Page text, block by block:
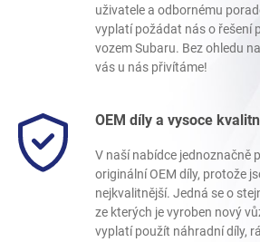
uživatele a odbornému
vyplatí požádat nás o řešení
vozem Subaru. Bez ohledu
vás u nás přivítáme!
OEM díly a vysoce
V naší nabídce jednoznačně
originální OEM díly, protože
nejkvalitnější. Jedná se o
ze kterých je vyroben nový
vyplatí použít náhradní díly,